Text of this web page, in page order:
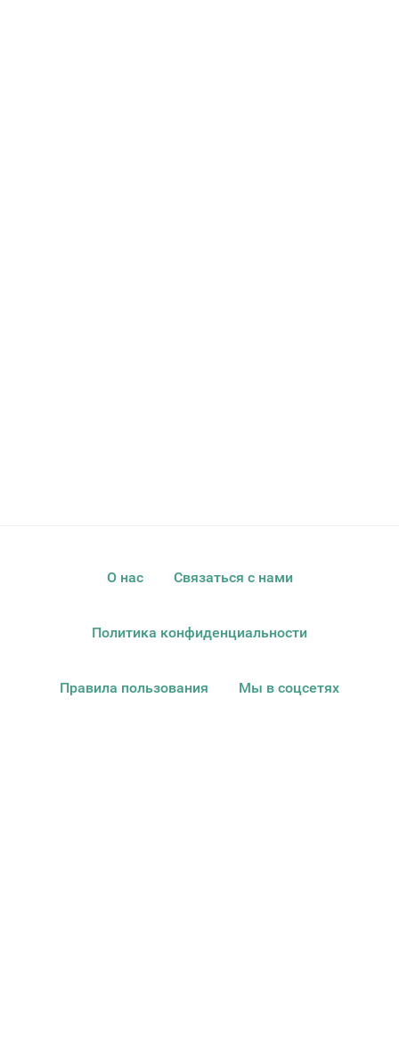
О нас Связаться с нами
Политика конфиденциальности
Правила пользования Мы в соцсетях